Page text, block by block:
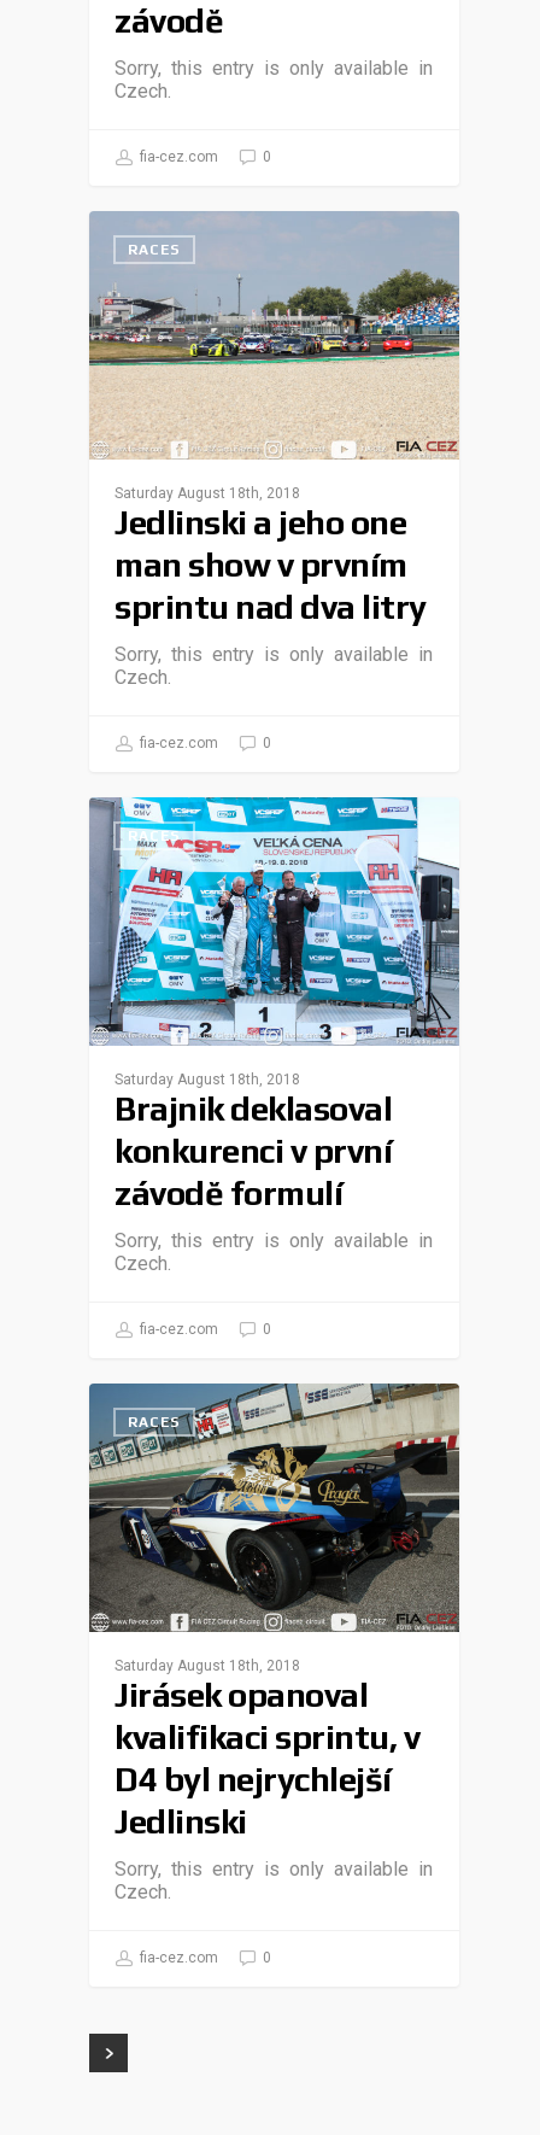
závodě
Sorry, this entry is only available in
Czech.
fia-cez.com 0
RACES
Saturday August 18th, 2018
Jedlinski a jeho one
man show v prvním
sprintu nad dva litry
Sorry, this entry is only available in
Czech.
fia-cez.com 0
RACES
Saturday August 18th, 2018
Brajnik deklasoval
konkurenci v první
závodě formulí
Sorry, this entry is only available in
Czech.
fia-cez.com 0
RACES
Saturday August 18th, 2018
Jirásek opanoval
kvalifikaci sprintu, v
D4 byl nejrychlejší
Jedlinski
Sorry, this entry is only available in
Czech.
fia-cez.com 0